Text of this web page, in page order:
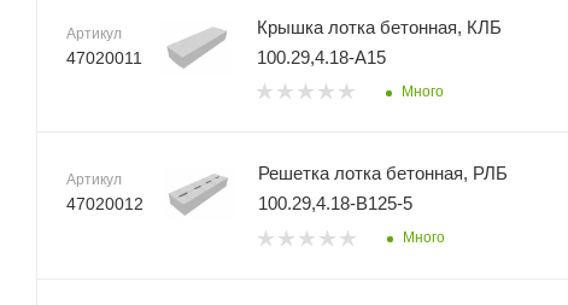
Артикул
47020011
Крышка лотка бетонная, КЛБ
100.29,4.18-A15
Много
Артикул
47020012
Решетка лотка бетонная, РЛБ
100.29,4.18-B125-5
Много